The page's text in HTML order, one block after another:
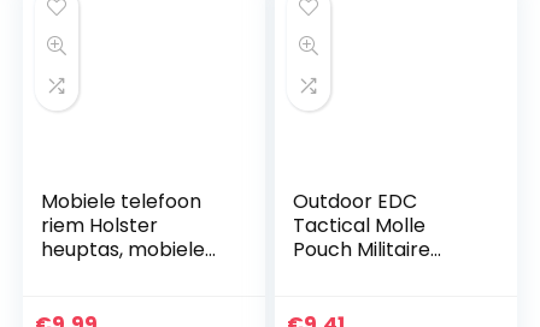
Mobiele telefoon
riem Holster
heuptas, mobiele
Outdoor EDC
Tactical Molle
Pouch Militaire